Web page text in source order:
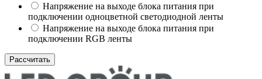
Напряжение на выходе блока питания при
подключении одноцветной светодиодной ленты
Напряжение на выходе блока питания при
подключении RGB ленты
Рассчитать